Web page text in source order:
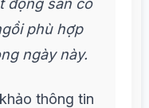
động sản có
phù hợp
ngày này.
thông tin